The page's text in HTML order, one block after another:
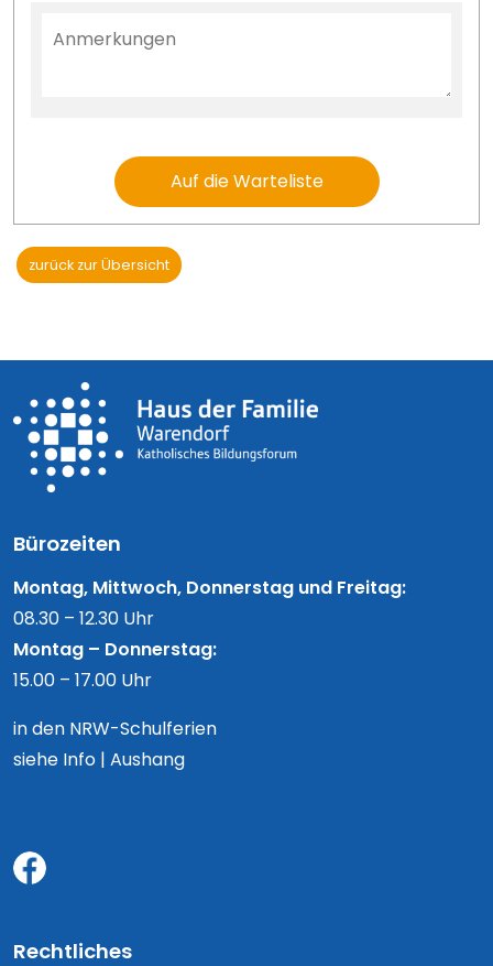
Auf die Warteliste
zurück zur Übersicht
Bürozeiten
Montag, Mittwoch, Donnerstag und Freitag:
08.30 – 12.30 Uhr
Montag – Donnerstag:
15.00 – 17.00 Uhr
in den NRW-Schulferien
siehe Info | Aushang
Rechtliches